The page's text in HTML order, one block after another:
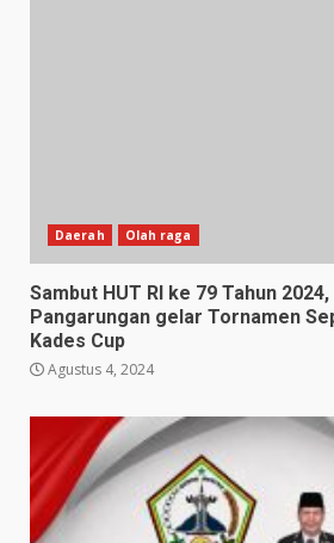
Daerah Olah raga
Sambut HUT RI ke 79 Tahun
Pangarungan gelar Tornamen
Kades Cup
Agustus 4, 2024